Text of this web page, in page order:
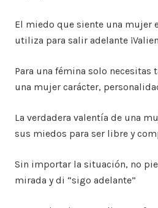
El miedo que siente una mujer
utiliza para salir adelante
Para una fémina solo necesitas
una mujer carácter,
La verdadera valentía de una
sus miedos para ser libre y
Sin importar la situación, no
mirada y di “sigo adelante”